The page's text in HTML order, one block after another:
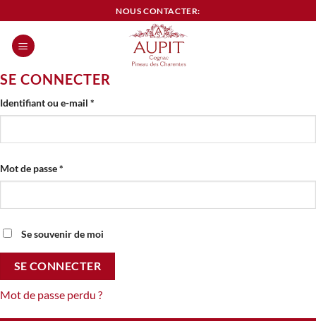
au
contenu
NOUS CONTACTER:
SE CONNECTER
Identifiant ou e-mail *
Mot de passe*
Se souvenir de moi
SE CONNECTER
Mot de passe perdu ?